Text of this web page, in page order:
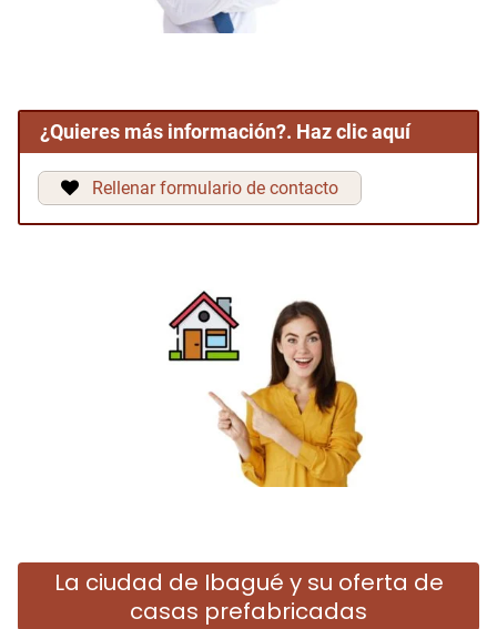
¿Quieres más información?. Haz clic aquí
Rellenar formulario de contacto
La ciudad de Ibagué y su oferta de
casas prefabricadas